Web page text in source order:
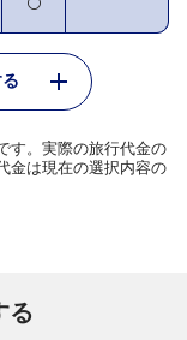
す。実際の旅行代金の
金は現在の選択内容の
る